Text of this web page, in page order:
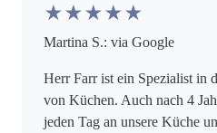
★★★★★
Martina S.: via Google
Herr Farr ist ein Spezialist in
von Küchen. Auch nach 4
jeden Tag an unsere Küche